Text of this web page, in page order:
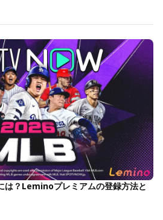
は？Leminoプレミアムの登録方法と